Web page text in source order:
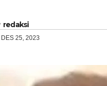
redaksi
DES 25, 2023